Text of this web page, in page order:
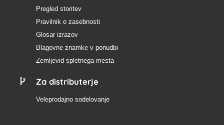
Pregled storitev
Pravilnik o zasebnosti
Glosar izrazov
Blagovne znamke v ponudbi
Zemljevid spletnega mesta
Za distributerje
Veleprodajno sodelovanje